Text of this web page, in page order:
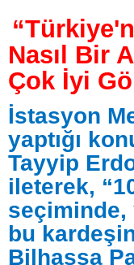
Nasıl Bir
Çok İyi
İstasyon
yaptığı
Tayyip
ileterek,
bu
Bilhassa